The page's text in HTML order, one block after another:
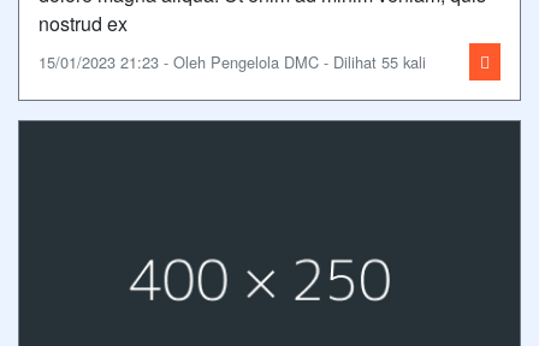
nostrud ex
15/01/2023 21:23 - Oleh Pengelola DMC - Dilihat 55 kali